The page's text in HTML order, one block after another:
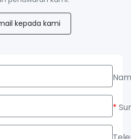
kepada kami
*